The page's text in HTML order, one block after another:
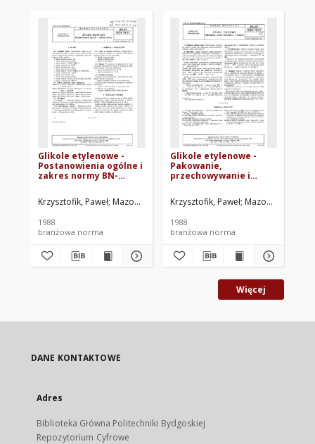
Glikole etylenowe -
Postanowienia ogólne i
zakres normy BN-
Krzysztofik, Paweł Mazowieckie Zakłady Rafineryjne i
1988
branżowa norma
Glikole etylenowe -
Pakowanie,
przechowywanie i
Krzysztofik, Paweł Mazowieckie
1988
branżowa norma
Więcej
DANE KONTAKTOWE
Adres
Biblioteka Główna Politechniki Bydgoskiej
Repozytorium Cyfrowe